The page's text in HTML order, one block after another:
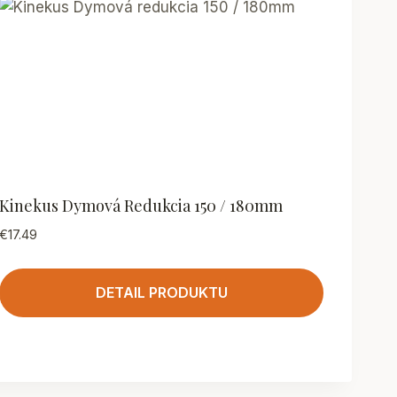
Kinekus Dymová Redukcia 150 / 180mm
€17.49
DETAIL PRODUKTU